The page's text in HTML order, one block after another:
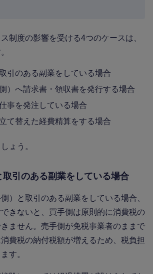
制度の影響を受ける4つのケースは、
引のある副業をしている場合
）へ請求書・領収書を発行する場合
事を発注している場合
て替えた経費精算をする場合
ょう。
取引のある副業をしている場合
）と取引のある副業をしている場合、
きないと、買手側は原則的に消費税の
ません。売手側が免税事業者のままで
費税の納付税額が増えるため、税負担
す。